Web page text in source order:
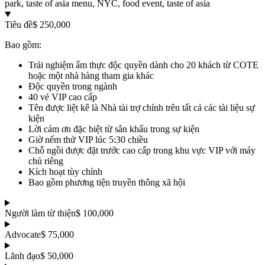
Tiêu đề$ 250,000
Bao gồm:
Trải nghiệm ẩm thực độc quyền dành cho 20 khách từ COTE
hoặc một nhà hàng tham gia khác
Độc quyền trong ngành
40 vé VIP cao cấp
Tên được liệt kê là Nhà tài trợ chính trên tất cả các tài liệu sự
kiện
Lời cảm ơn đặc biệt từ sân khấu trong sự kiện
Giờ nếm thử VIP lúc 5:30 chiều
Chỗ ngồi được đặt trước cao cấp trong khu vực VIP với máy
chủ riêng
Kích hoạt tùy chỉnh
Bao gồm phương tiện truyền thông xã hội
Người làm từ thiện$ 100,000
Advocate$ 75,000
Lãnh đạo$ 50,000